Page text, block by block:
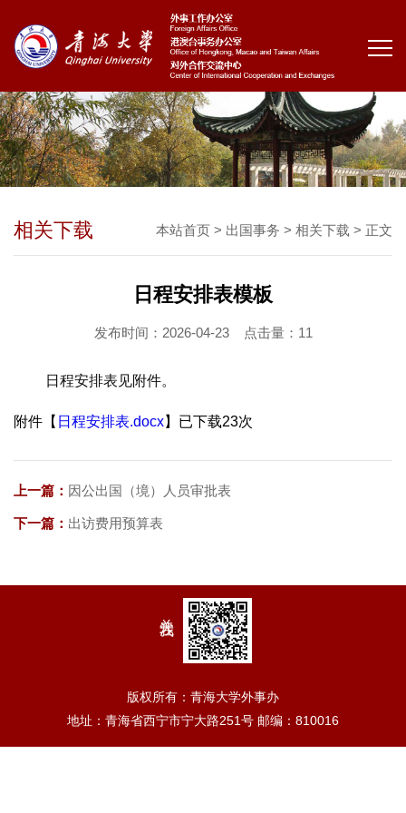
本站首页 > 出国事务 > 相关下载 > 正文
相关下载
日程安排表模板
发布时间：2026-04-23 点击量： 11
日程安排表见附件。
附件【 日程安排表.docx】已下载23次
上一篇： 因公出国（境）人员审批表
下一篇： 出访费用预算表
版权所有：青海大学外事办
地址：青海省西宁市宁大路251号 邮编：810016